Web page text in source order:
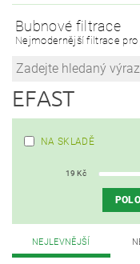
Bubnové filtrace
Nejmodernější filtrace pro
EFAST
NA SKLADĚ
19 Kč
NEJLEVNĚJŠÍ